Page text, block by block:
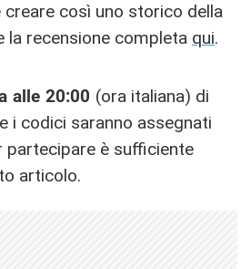
così uno storico della
la recensione completa qui.
alle 20:00 (ora italiana) di
i codici saranno assegnati
partecipare è sufficiente
articolo.